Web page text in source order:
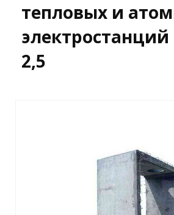
тепловых и
электростанций
2,5